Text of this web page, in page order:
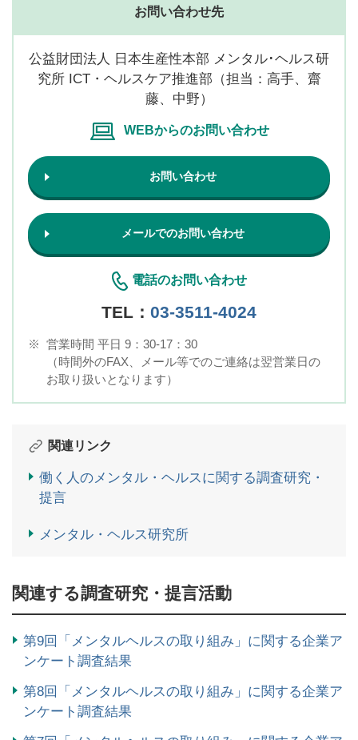
お問い合わせ先
公益財団法人 日本生産性本部 メンタル･ヘルス研
究所 ICT・ヘルスケア推進部（担当：高手、齋
藤、中野）
WEBからのお問い合わせ
お問い合わせ
メールでのお問い合わせ
電話のお問い合わせ
TEL： 03-3511-4024
※ 営業時間 平日 9：30-17：30
（時間外のFAX、メール等でのご連絡は翌営業日の
お取り扱いとなります）
関連リンク
働く人のメンタル・ヘルスに関する調査研究・
提言
メンタル・ヘルス研究所
関連する調査研究・提言活動
第9回「メンタルヘルスの取り組み」に関する企業ア
ンケート調査結果
第8回「メンタルヘルスの取り組み」に関する企業ア
ンケート調査結果